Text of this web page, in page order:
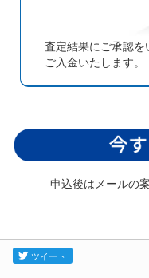
査定結果にご承認
ご入金いたします。
申込後はメールの